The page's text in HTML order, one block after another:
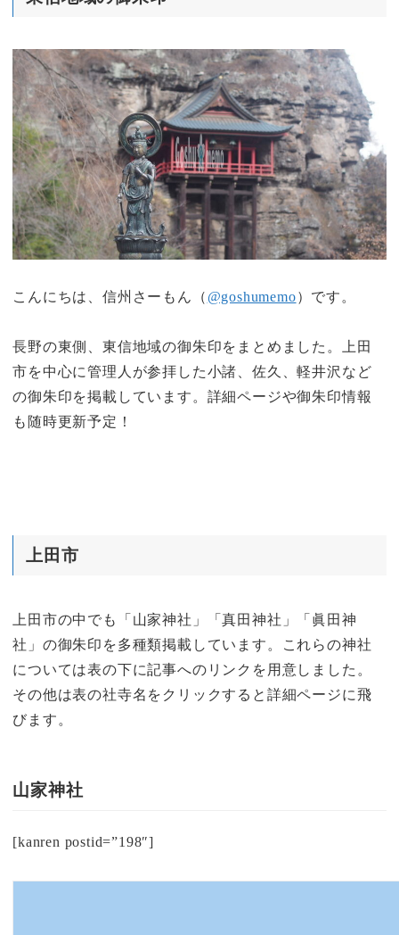
こんにちは、信州さーもん（ @goshumemo）です。
長野の東側、東信地域の御朱印をまとめました。上田
市を中心に管理人が参拝した小諸、佐久、軽井沢など
の御朱印を掲載しています。詳細ページや御朱印情報
も随時更新予定！
上田市
上田市の中でも「山家神社」「真田神社」「眞田神
社」の御朱印を多種類掲載しています。これらの神社
については表の下に記事へのリンクを用意しました。
その他は表の社寺名をクリックすると詳細ページに飛
びます。
山家神社
[kanren postid=”198″]